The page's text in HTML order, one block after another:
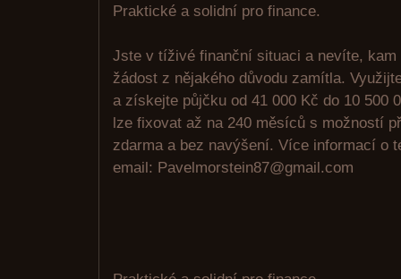
Praktické a solidní pro finance.
Jste v tíživé finanční situaci a nevíte,
žádost z nějakého důvodu zamítla.
a získejte půjčku od 41 000 Kč do 10 500
lze fixovat až na 240 měsíců s možností
zdarma a bez navýšení. Více informací o
email: Pavelmorstein87@gmail.com